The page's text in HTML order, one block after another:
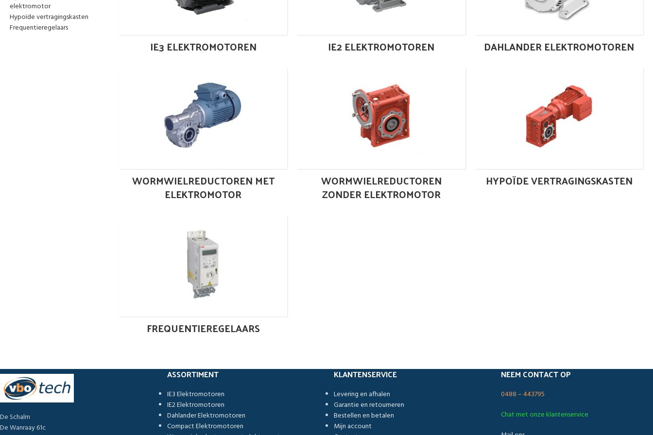
elektromotor
Hypoïde vertragingskasten
Frequentieregelaars
IE3 ELEKTROMOTOREN IE2 ELEKTROMOTOREN DAHLANDER ELEKTROMOTOREN
WORMWIELREDUCTOREN MET
ELEKTROMOTOR
WORMWIELREDUCTOREN
ZONDER ELEKTROMOTOR
HYPOÏDE VERTRAGINGSKASTEN
FREQUENTIEREGELAARS
De Schalm
De Wanraay 61c
ASSORTIMENT
IE3 Elektromotoren
IE2 Elektromotoren
Dahlander Elektromotoren
Compact Elektromotoren
KLANTENSERVICE
Levering en afhalen
Garantie en retourneren
Bestellen en betalen
Mijn account
NEEM CONTACT OP
0488 – 443795
Chat met onze klantenservice